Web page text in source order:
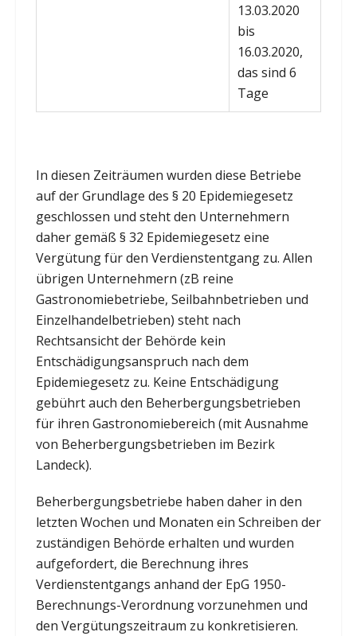
13.03.2020
bis
16.03.2020,
das sind 6
Tage
In diesen Zeiträumen wurden diese Betriebe
auf der Grundlage des § 20 Epidemiegesetz
geschlossen und steht den Unternehmern
daher gemäß § 32 Epidemiegesetz eine
Vergütung für den Verdienstentgang zu. Allen
übrigen Unternehmern (zB reine
Gastronomiebetriebe, Seilbahnbetrieben und
Einzelhandelbetrieben) steht nach
Rechtsansicht der Behörde kein
Entschädigungsanspruch nach dem
Epidemiegesetz zu. Keine Entschädigung
gebührt auch den Beherbergungsbetrieben
für ihren Gastronomiebereich (mit Ausnahme
von Beherbergungsbetrieben im Bezirk
Landeck).
Beherbergungsbetriebe haben daher in den
letzten Wochen und Monaten ein Schreiben der
zuständigen Behörde erhalten und wurden
aufgefordert, die Berechnung ihres
Verdienstentgangs anhand der EpG 1950-
Berechnungs-Verordnung vorzunehmen und
den Vergütungszeitraum zu konkretisieren.